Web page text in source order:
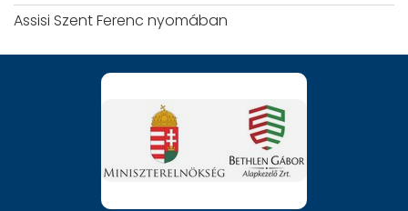
Assisi Szent Ferenc nyomában